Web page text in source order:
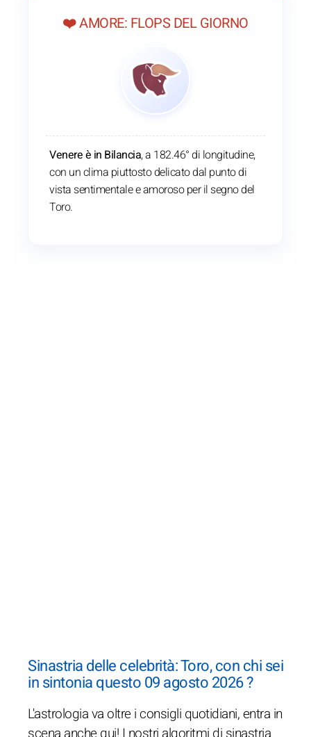
❤️ AMORE: FLOPS DEL GIORNO
Venere è in Bilancia, a 182.46° di longitudine,
con un clima piuttosto delicato dal punto di
vista sentimentale e amoroso per il segno del
Toro.
Sinastria delle celebrità: Toro, con chi sei
in sintonia questo 09 agosto 2026 ?
L'astrologia va oltre i consigli quotidiani, entra in